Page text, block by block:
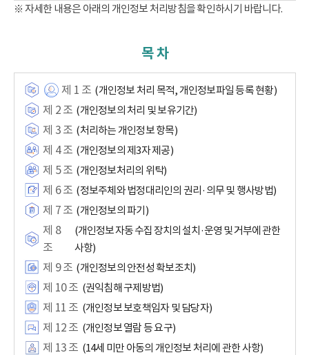
※ 자세한 내용은 아래의 개인정보 처리방침을 확인하시기 바랍니다.
목 차
제 1 조 (개인정보 처리 목적, 개인정보파일 등록 현황)
제 2 조 (개인정보의 처리 및 보유기간)
제 3 조 (처리하는 개인정보 항목)
제 4 조 (개인정보의 제3자 제공)
제 5 조 (개인정보처리의 위탁)
제 6 조 (정보주체와 법정대리인의 권리·의무 및 행사방법)
제 7 조 (개인정보의 파기)
제 8
조
(개인정보 자동 수집 장치의 설치·운영 및 거부에 관한
사항)
제 9 조 (개인정보의 안전성 확보조치)
제 10 조 (권익침해 구제방법)
제 11 조 (개인정보 보호책임자 및 담당자)
제 12 조 (개인정보 열람 등 요구)
제 13 조 (14세 미만 아동의 개인정보 처리에 관한 사항)